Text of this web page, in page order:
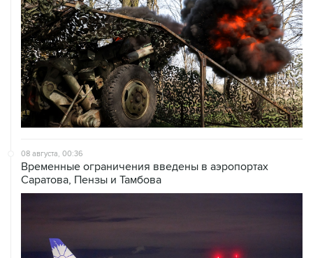
08 августа, 00:36
Временные ограничения введены в аэропортах
Саратова, Пензы и Тамбова